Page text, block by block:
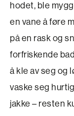
hodet, ble
en vane å føre
på en rask og
forfriskende
å kle av seg og
vaske seg
jakke – resten